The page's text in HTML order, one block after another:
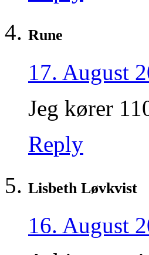
Rune
17. August
Jeg kører
Reply
Lisbeth Løvkvist
16. August